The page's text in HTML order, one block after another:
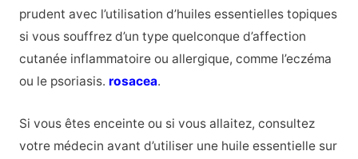
prudent avec l’utilisation d’huiles essentielles topiques
si vous souffrez d’un type quelconque d’affection
cutanée inflammatoire ou allergique, comme l’eczéma
ou le psoriasis. rosacea.
Si vous êtes enceinte ou si vous allaitez, consultez
votre médecin avant d’utiliser une huile essentielle sur